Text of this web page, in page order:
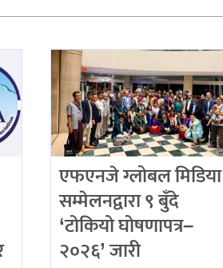
एफएनजे ग्लोबल मिडिया
सम्मेलनद्वारा ९ बुँदे
‘टोकियो घोषणापत्र–
२०२६’ जारी